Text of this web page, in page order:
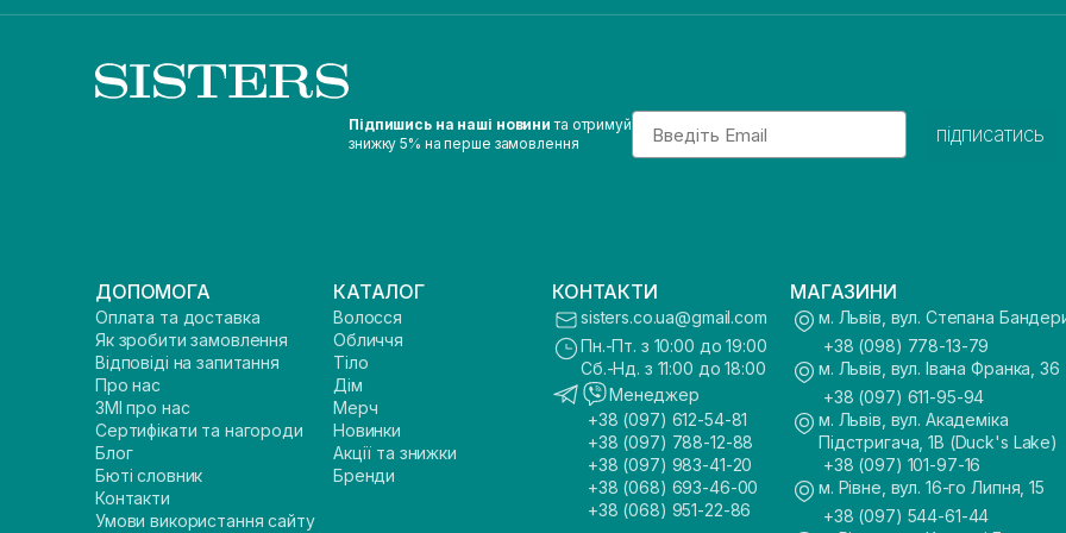
Підпишись на наші новини та отримуй
знижку 5% на перше замовлення
Email
підписатись
ДОПОМОГА
Оплата та доставка
Як зробити замовлення
Відповіді на запитання
Про нас
ЗМІ про нас
Сертифікати та нагороди
Блог
Бюті словник
Контакти
Умови використання сайту
КАТАЛОГ
Волосся
Обличчя
Тіло
Дім
Мерч
Новинки
Акції та знижки
Бренди
КОНТАКТИ
sisters.co.ua@gmail.com
Пн.-Пт. з 10:00 до 19:00
Сб.-Нд. з 11:00 до 18:00
Менеджер
+38 (097) 612-54-81
+38 (097) 788-12-88
+38 (097) 983-41-20
+38 (068) 693-46-00
+38 (068) 951-22-86
МАГАЗИНИ
м. Львів, вул. Степана
+38 (098) 778-13-79
м. Львів, вул. Івана Франка, 36
+38 (097) 611-95-94
м. Львів, вул. Академіка
Підстригача, 1В (Duck's Lake)
+38 (097) 101-97-16
м. Рівне, вул. 16-го Липня, 15
+38 (097) 544-61-44